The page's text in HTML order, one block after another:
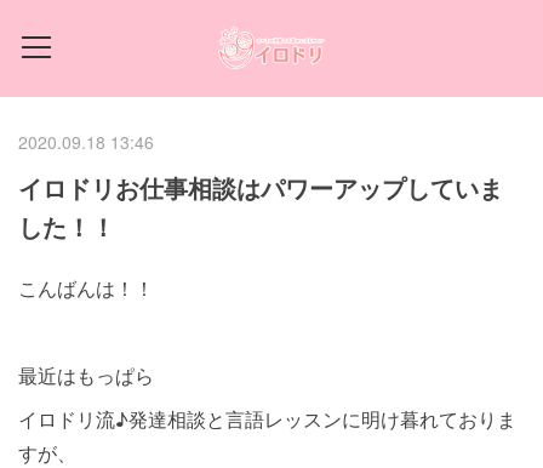
2020.09.18 13:46
イロドリお仕事相談はパワーアップしていま
した！！
こんばんは！！
最近はもっぱら
イロドリ流♪発達相談と言語レッスンに明け暮れておりま
すが、